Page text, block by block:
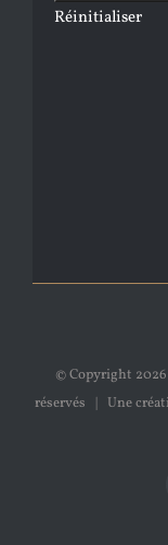
Réinitialiser
© Copyright
réservés | Une